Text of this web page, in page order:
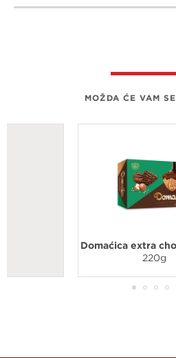
MOŽDA ĆE VAM
Domaćica extra
220g